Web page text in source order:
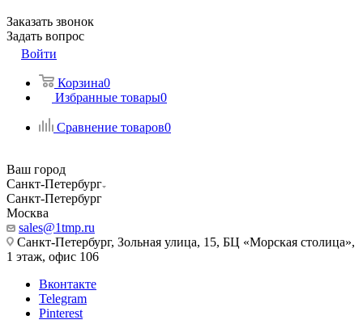
Заказать звонок
Задать вопрос
Войти
Корзина0
Избранные товары0
Сравнение товаров0
Ваш город
Санкт-Петербург
Санкт-Петербург
Москва
sales@1tmp.ru
Санкт-Петербург, Зольная улица, 15, БЦ «Морская столица»,
1 этаж, офис 106
Вконтакте
Telegram
Pinterest